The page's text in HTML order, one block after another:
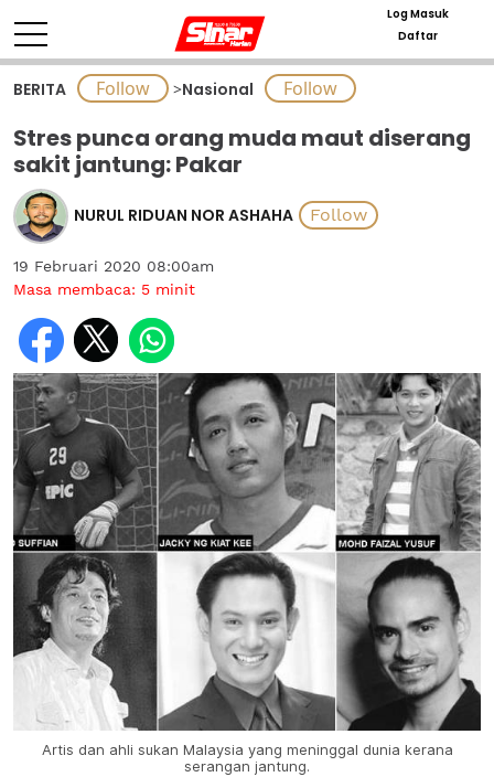
Log Masuk
Daftar
BERITA >Nasional
Stres punca orang muda maut diserang
sakit jantung: Pakar
NURUL RIDUAN NOR ASHAHA
19 Februari 2020 08:00am
Masa membaca: 5 minit
Artis dan ahli sukan Malaysia yang meninggal dunia kerana
serangan jantung.